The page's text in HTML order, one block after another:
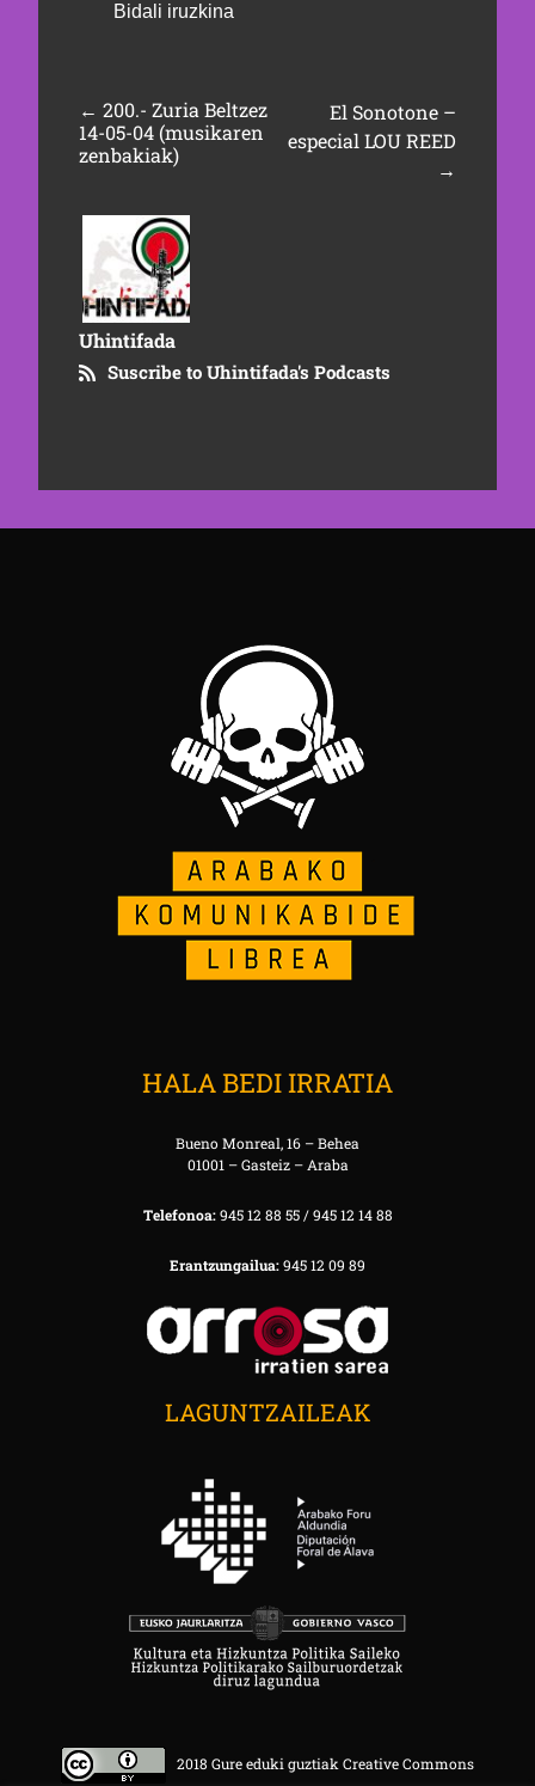
← 200.- Zuria Beltzez
14-05-04 (musikaren
zenbakiak)
El Sonotone –
especial LOU REED
→
Uhintifada
Suscribe to Uhintifada's Podcasts
HALA BEDI IRRATIA
Bueno Monreal, 16 – Behea
01001 – Gasteiz – Araba
Telefonoa:945 12 88 55 / 945 12 14 88
Erantzungailua:945 12 09 89
LAGUNTZAILEAK
2018 Gure eduki guztiak Creative Commons